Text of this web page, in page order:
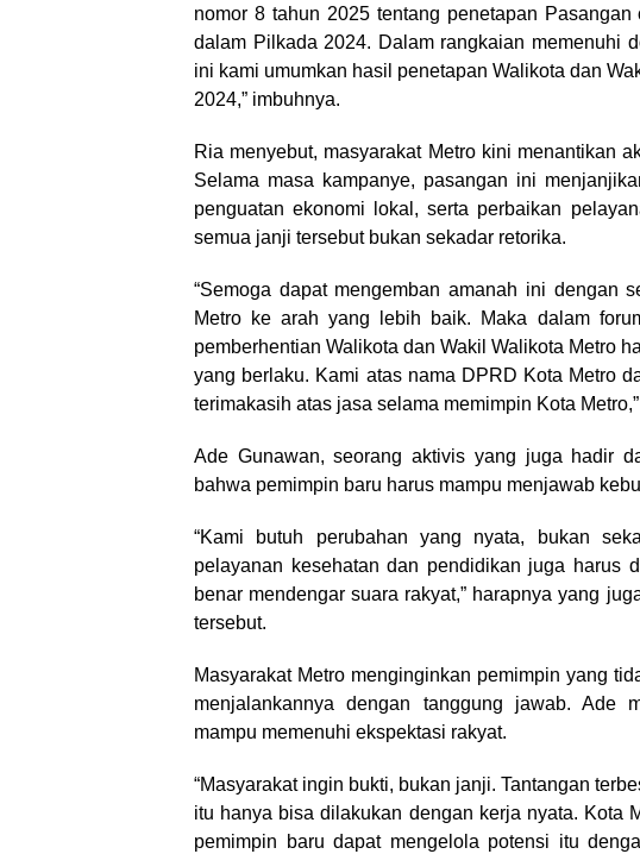
nomor 8 tahun 2025 tentang penetapan
dalam Pilkada 2024. Dalam rangkaian memenuhi
ini kami umumkan hasil penetapan Walikota dan
2024,” imbuhnya.
Ria menyebut, masyarakat Metro kini menantikan
Selama masa kampanye, pasangan ini
penguatan ekonomi lokal, serta perbaikan
semua janji tersebut bukan sekadar retorika.
“Semoga dapat mengemban amanah ini dengan
Metro ke arah yang lebih baik. Maka dalam
pemberhentian Walikota dan Wakil Walikota Metro
yang berlaku. Kami atas nama DPRD Kota Metro
terimakasih atas jasa selama memimpin Kota
Ade Gunawan, seorang aktivis yang juga hadir
bahwa pemimpin baru harus mampu menjawab
“Kami butuh perubahan yang nyata, bukan
pelayanan kesehatan dan pendidikan juga harus
benar mendengar suara rakyat,” harapnya yang
tersebut.
Masyarakat Metro menginginkan pemimpin yang
menjalankannya dengan tanggung jawab. Ade
mampu memenuhi ekspektasi rakyat.
“Masyarakat ingin bukti, bukan janji. Tantangan
itu hanya bisa dilakukan dengan kerja nyata. Kota
pemimpin baru dapat mengelola potensi itu